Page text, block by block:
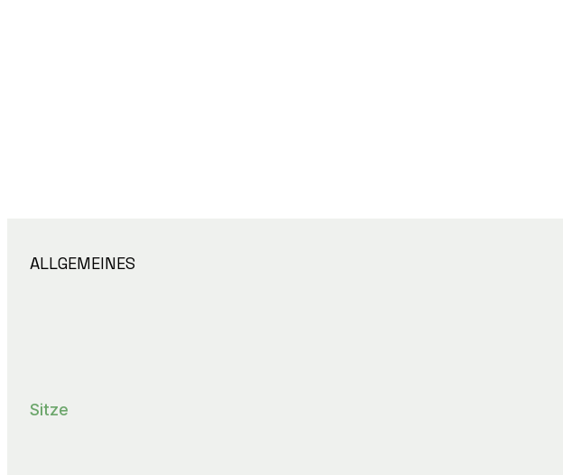
ALLGEMEINES
Sitze